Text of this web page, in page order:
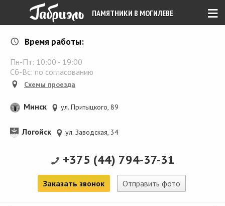
≡
ПАМЯТНИКИ В МОГИЛЕВЕ
Время работы:
Пн-Пт: 10:00 - 19:00
Сб-Вс: по согласованию
Схемы проезда
Минск ул. Притыцкого, 89
Логойск ул. Заводская, 34
+375 (44) 794-37-31
Заказать звонок Отправить фото